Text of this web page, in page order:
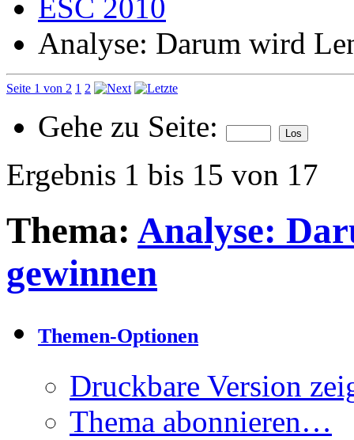
ESC 2010
Analyse: Darum wird
Seite 1 von 2 1 2
Gehe zu Seite:
Ergebnis 1 bis 15 von 17
Thema: Analyse:
gewinnen
Themen-Optionen
Druckbare Version
Thema abonnieren…